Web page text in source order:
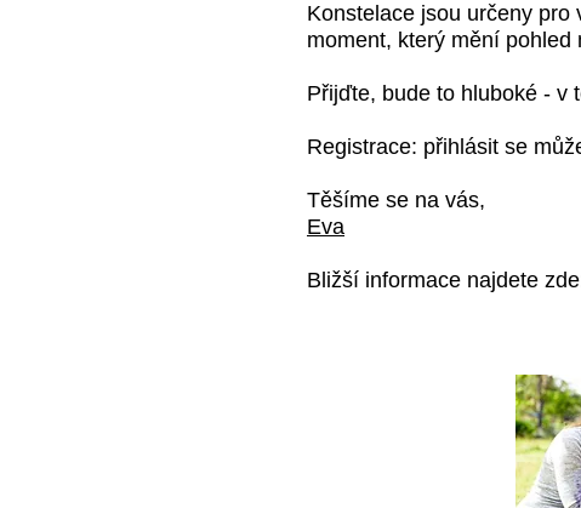
Konstelace jsou určeny
moment, který mění
Přijďte, bude to hluboké - v
Registrace: přihlásit se
Těšíme se na vás,
Eva
Bližší informace najdete